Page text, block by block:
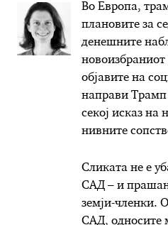
Во Европа,
плановите за
денешните
објавите на
направи Трамп
секој исказ на
нивните
Сликата не е
САД – и
земји-членки.
САД, односите